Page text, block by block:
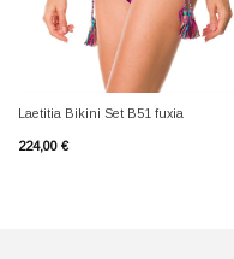
Laetitia Bikini Set B51 fuxia
224,00 €